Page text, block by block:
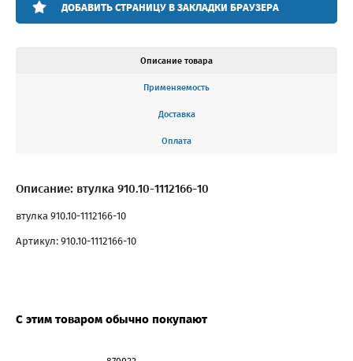
ДОБАВИТЬ СТРАНИЦУ В ЗАКЛАДКИ БРАУЗЕРА
Описание товара
Применяемость
Доставка
Оплата
Описание: втулка 910.10-1112166-10
втулка 910.10-1112166-10
Артикул: 910.10-1112166-10
С этим товаром обычно покупают